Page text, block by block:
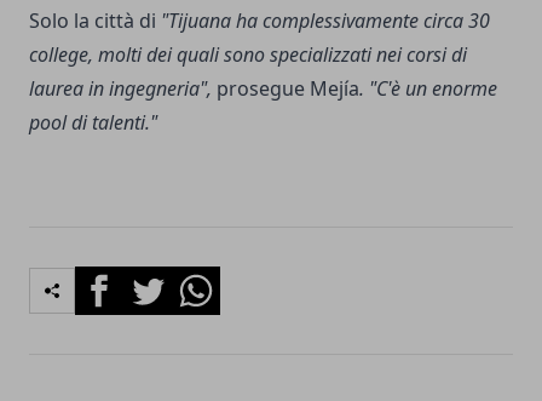
Solo la città di "Tijuana ha complessivamente circa 30
college, molti dei quali sono specializzati nei corsi di
laurea in ingegneria", prosegue Mejía. "C'è un enorme
pool di talenti."
FacebookTwitterWhatsapp